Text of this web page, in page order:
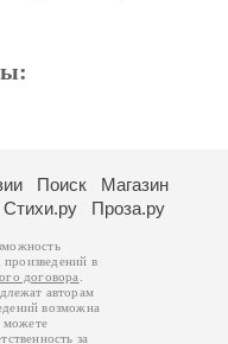
Поиск
Магазин
Стихи.ру Проза.ру
в
договора
авторам
возможна
можете
за